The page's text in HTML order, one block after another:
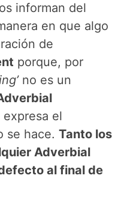
informan del
en que algo
de
porque, por
no es un
expresa el
se hace. Tanto los
Adverbial
al final de